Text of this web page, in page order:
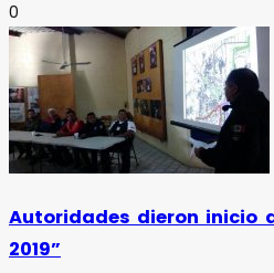
0
Autoridades dieron inicio
2019”